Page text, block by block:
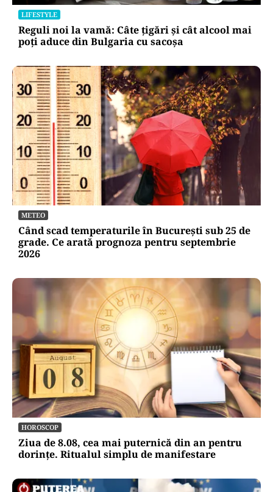
LIFESTYLE
Reguli noi la vamă: Câte țigări și cât alcool mai
poți aduce din Bulgaria cu sacoșa
METEO
Când scad temperaturile în București sub 25 de
grade. Ce arată prognoza pentru septembrie
2026
HOROSCOP
Ziua de 8.08, cea mai puternică din an pentru
dorințe. Ritualul simplu de manifestare